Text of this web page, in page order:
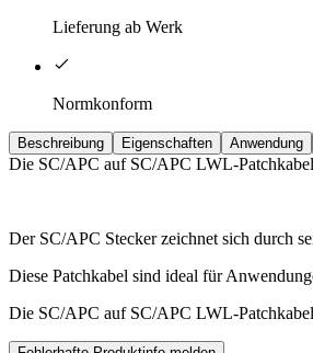
Lieferung ab Werk
Normkonform
Beschreibung Eigenschaften Anwendung
Die SC/APC auf SC/APC LWL-
Der SC/APC Stecker zeichnet sich durch
Diese Patchkabel sind ideal für
Die SC/APC auf SC/APC LWL-